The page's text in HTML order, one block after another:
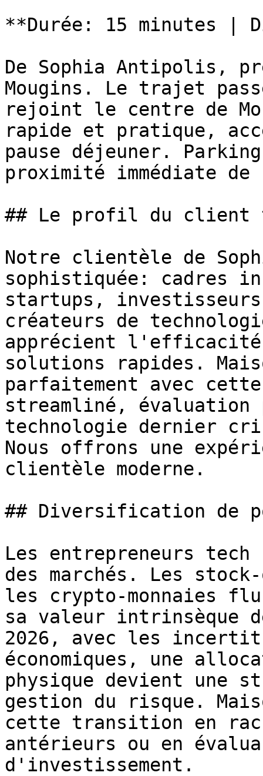
**Durée: 15 minutes |
De Sophia Antipolis,
Mougins. Le trajet
rejoint le centre de
rapide et pratique,
pause déjeuner.
proximité immédiate
## Le profil du client
Notre clientèle de
sophistiquée: cadres
startups,
créateurs de
apprécient
solutions rapides.
parfaitement avec
streamliné,
technologie dernier
Nous offrons une
clientèle moderne.
## Diversification de
Les entrepreneurs
des marchés. Les
les crypto-monnaies
sa valeur intrinsèque
2026, avec les
économiques, une
physique devient une
gestion du risque.
cette transition en
antérieurs ou en
d'investissement.